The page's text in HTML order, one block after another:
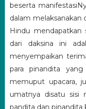
beserta
dalam melaksanakan
Hindu mendapatkan
dari daksina ini
menyempaikan
para pinandita
memuput upacara,
umatnya disatu sisi
pandita dan pinandita